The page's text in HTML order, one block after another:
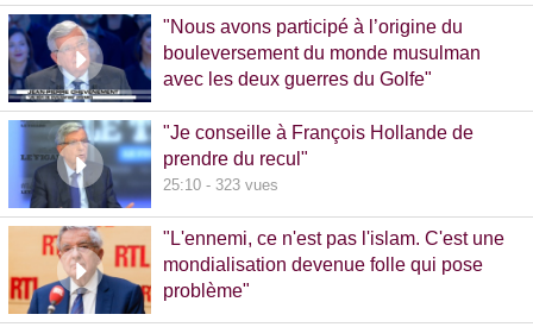
"Nous avons participé à l’origine du
bouleversement du monde musulman
avec les deux guerres du Golfe"
"Je conseille à François Hollande de
prendre du recul"
25:10 - 323 vues
"L'ennemi, ce n'est pas l'islam. C'est une
mondialisation devenue folle qui pose
problème"